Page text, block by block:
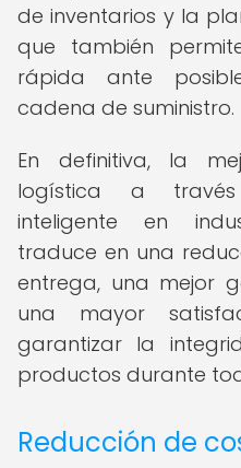
de inventarios y la
que también
rápida ante
cadena de suministro.
En definitiva, la
logística a
inteligente en
traduce en una
entrega, una mejor
una mayor
garantizar la
productos durante
Reducción de